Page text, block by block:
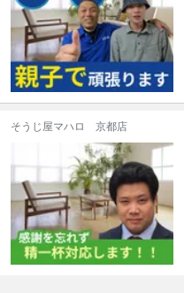
そうじ屋マハロ 京都店